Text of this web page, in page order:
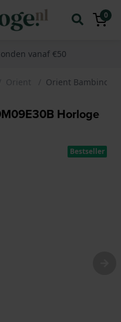
0
vanaf €50
Orient Orient Bambino
Horloge
Bestseller